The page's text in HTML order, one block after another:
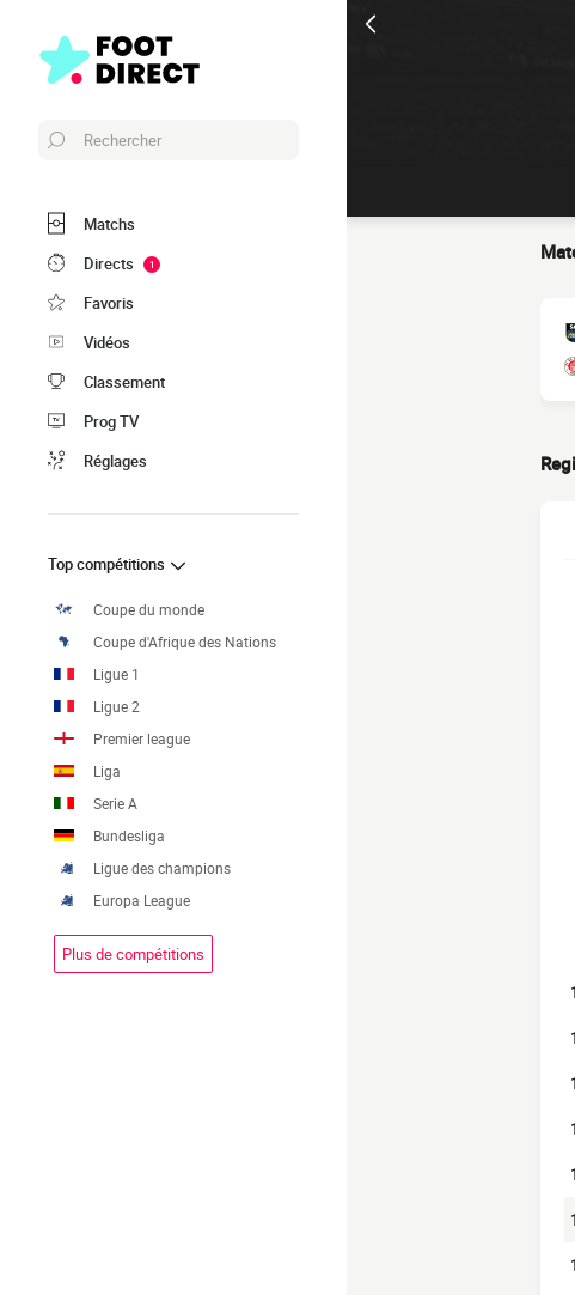
Rechercher
Matchs
Directs
1
Favoris
Vidéos
Classement
Prog TV
Réglages
Top compétitions
Coupe du monde
Coupe d'Afrique des Nations
Ligue 1
Ligue 2
Premier league
Liga
Serie A
Bundesliga
Ligue des champions
Europa League
Plus de compétitions